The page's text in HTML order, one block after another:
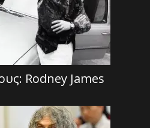
Rodney James